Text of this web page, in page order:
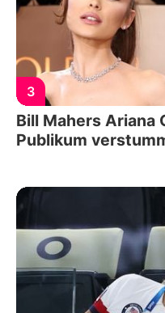
3
Bill Mahers Ariana
Publikum